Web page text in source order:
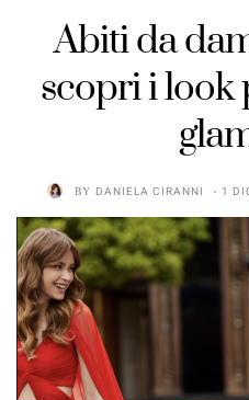
Abiti da
scopri i look
BY DANIELA CIRANNI 1